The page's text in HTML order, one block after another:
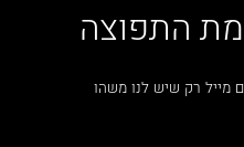
התפוצה
מייל רק שיש לנו משהו